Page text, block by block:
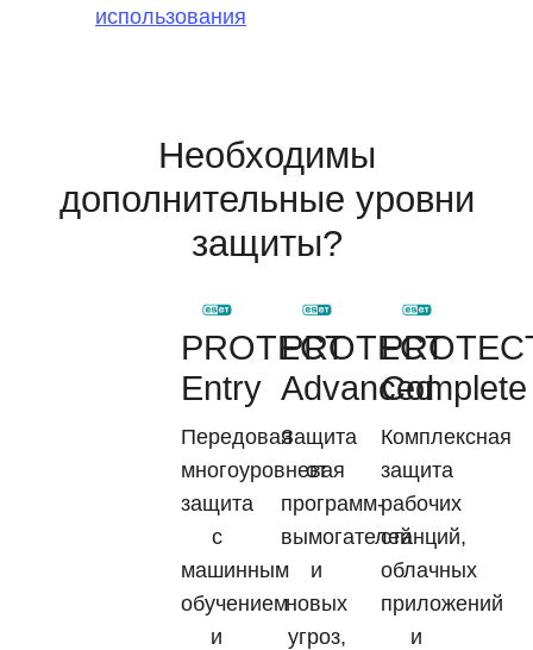
использования
Необходимы
дополнительные уровни
защиты?
PROTECT
Entry
Передовая
многоуровневая
защита
с
машинным
обучением
и
PROTECT
Advanced
Защита
от
программ-
вымогателей
и
новых
угроз,
Complete
Комплексная
защита
рабочих
станций,
облачных
приложений
и